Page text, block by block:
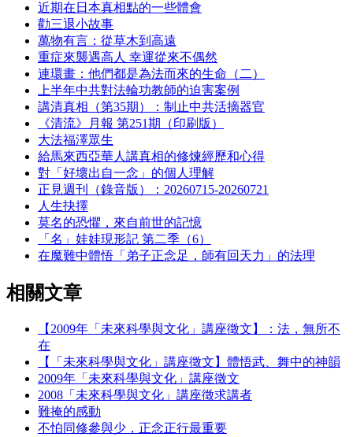
近期在日本真相點的一些體會
勸三退小故事
萬物有言：從草木到高遠
重症來襲遇高人 幸運從來不偶然
連環畫：他們都是為法而來的生命（二）
上半年中共對法輪功教師的迫害案例
講清真相（第35期）：制止中共活摘器官
《清流》月報 第251期（印刷版）
大法福澤眾生
給馬來西亞華人講真相的修煉經歷和心得
對「好壞出自一念」的個人理解
正見週刊（錄音版）：20260715-20260721
人生抉擇
莫名的恐懼，來自前世的記憶
「名」娃娃現形記 第二季（6）
在魔難中體悟「弟子正念足，師有回天力」的法理
相關文章
【2009年「未來科學與文化」講座徵文】：法，無所不
在
【「未來科學與文化」講座徵文】體悟武、舞中的神韻
2009年「未來科學與文化」講座徵文
2008「未來科學與文化」講座徵求講者
難掩的感動
不怕同修參與少，正念正行最重要